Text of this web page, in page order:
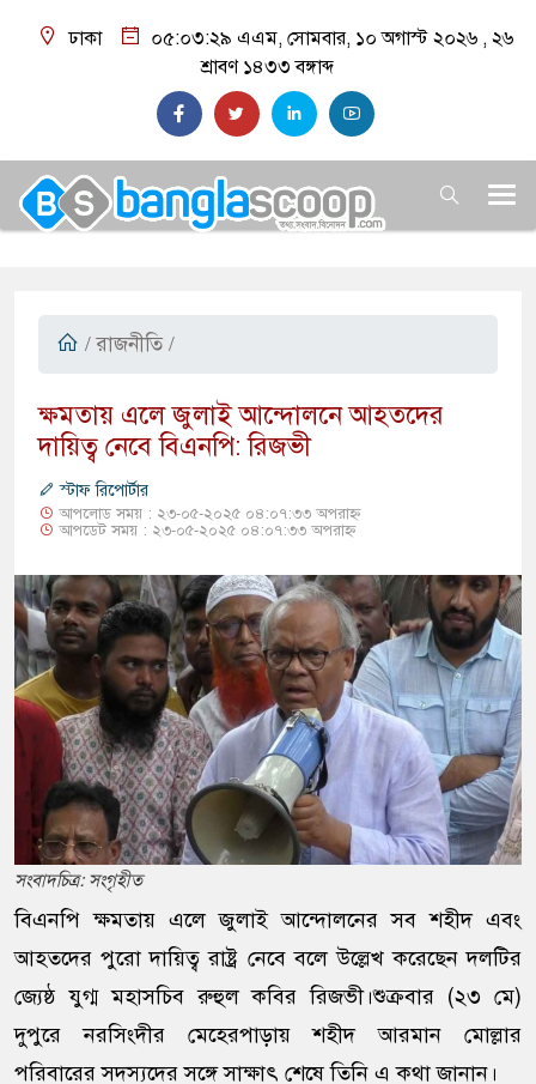
ঢাকা ০৫:০৩:৩০ এএম, সোমবার, ১০ অগাস্ট ২০২৬ ,২৬
শ্রাবণ ১৪৩৩ বঙ্গাব্দ
/ রাজনীতি /
​ক্ষমতায় এলে জুলাই আন্দোলনে আহতদের
দায়িত্ব নেবে বিএনপি: রিজভী
স্টাফ রিপোর্টার
আপলোড সময় : ২৩-০৫-২০২৫ ০৪:০৭:৩৩ অপরাহ্ন
আপডেট সময় : ২৩-০৫-২০২৫ ০৪:০৭:৩৩ অপরাহ্ন
সংবাদচিত্র: সংগৃহীত
বিএনপি ক্ষমতায় এলে জুলাই আন্দোলনের সব শহীদ এবং
আহতদের পুরো দায়িত্ব রাষ্ট্র নেবে বলে উল্লেখ করেছেন দলটির
জ্যেষ্ঠ যুগ্ম মহাসচিব রুহুল কবির রিজভী।শুক্রবার (২৩ মে)
দুপুরে নরসিংদীর মেহেরপাড়ায় শহীদ আরমান মোল্লার
পরিবারের সদস্যদের সঙ্গে সাক্ষাৎ শেষে তিনি এ কথা জানান।